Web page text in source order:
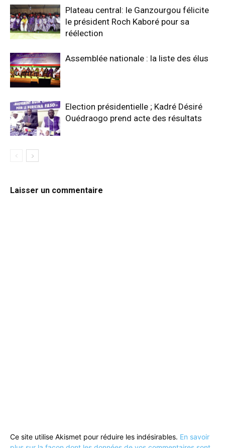
Plateau central: le Ganzourgou félicite
le président Roch Kaboré pour sa
réélection
Assemblée nationale : la liste des élus
Election présidentielle ; Kadré Désiré
Ouédraogo prend acte des résultats
Laisser un commentaire
Ce site utilise Akismet pour réduire les indésirables. En savoir